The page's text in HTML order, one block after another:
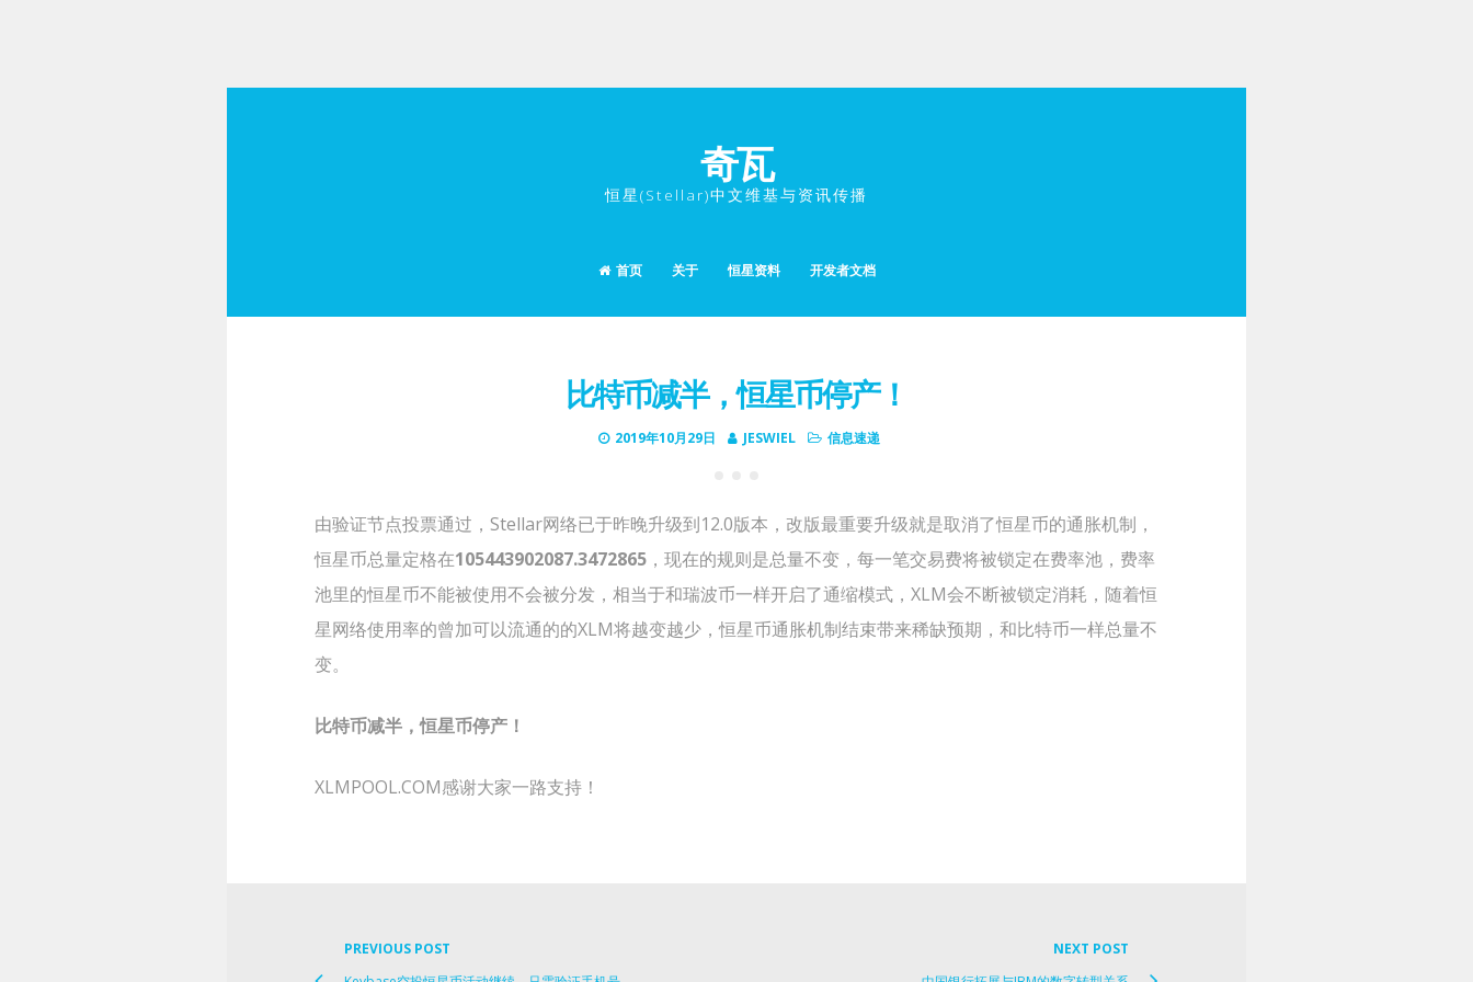
奇瓦
恒星(Stellar)中文维基与资讯传播
首页 关于 恒星资料 开发者文档
比特币减半，恒星币停产！
2019年10月29日 JESWIEL 信息速递
由验证节点投票通过，Stellar网络已于昨晚升级到12.0版本，改版最重要升级就是取消了恒星币的通胀机制，
恒星币总量定格在105443902087.3472865 ，现在的规则是总量不变，每一笔交易费将被锁定在费率池，费率
池里的恒星币不能被使用不会被分发，相当于和瑞波币一样开启了通缩模式，XLM会不断被锁定消耗，随着恒
星网络使用率的曾加可以流通的的XLM将越变越少，恒星币通胀机制结束带来稀缺预期，和比特币一样总量不
变。
比特币减半，恒星币停产！
XLMPOOL.COM感谢大家一路支持！
Post
PREVIOUS POST
NEXT POST